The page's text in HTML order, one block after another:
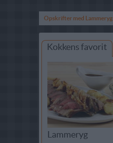
Opskrifter med Lammeryg
Kokkens favorit
Lammeryg